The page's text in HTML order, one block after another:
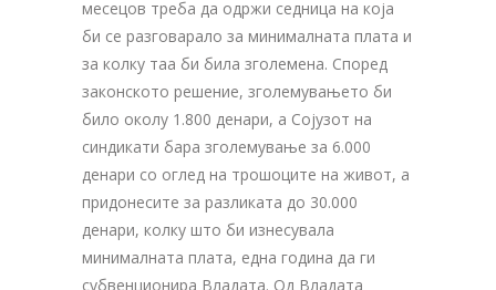
месецов треба да одржи седница на која
би се разговарало за минималната плата и
за колку таа би била зголемена. Според
законското решение, зголемувањето би
било околу 1.800 денари, а Сојузот на
синдикати бара зголемување за 6.000
денари со оглед на трошоците на живот, а
придонесите за разликата до 30.000
денари, колку што би изнесувала
минималната плата, една година да ги
субвенционира Владата. Од Владата